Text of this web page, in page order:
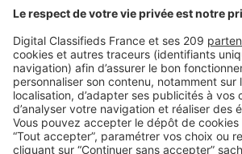
LE MARCHÉ,LES CHIFFRES
Quel est le profil des Français
intéressés par l’achat locatif ?